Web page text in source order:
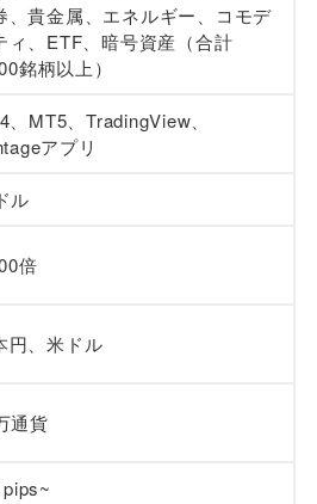
、貴金属、エネルギー、コモデ
ィ、ETF、暗号資産（合計
銘柄以上）
、MT5、TradingView、
アプリ
ル
倍
円、米ドル
通貨